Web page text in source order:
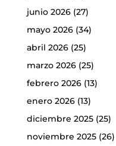
junio 2026(27)
mayo 2026(34)
abril 2026(25)
marzo 2026(25)
febrero 2026(13)
enero 2026(13)
diciembre 2025(25)
noviembre 2025(26)